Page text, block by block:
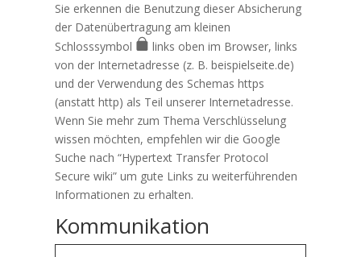
Sie erkennen die Benutzung dieser Absicherung
der Datenübertragung am kleinen
Schlosssymbol
links oben im Browser, links
von der Internetadresse (z. B. beispielseite.de)
und der Verwendung des Schemas https
(anstatt http) als Teil unserer Internetadresse.
Wenn Sie mehr zum Thema Verschlüsselung
wissen möchten, empfehlen wir die Google
Suche nach “Hypertext Transfer Protocol
Secure wiki” um gute Links zu weiterführenden
Informationen zu erhalten.
Kommunikation